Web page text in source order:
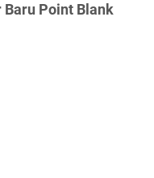
Point Blank